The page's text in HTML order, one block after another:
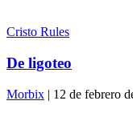
Cristo Rules
De ligoteo
Morbix | 12 de febrero